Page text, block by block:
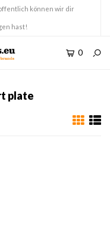
können wir dir
hast!
0
plate